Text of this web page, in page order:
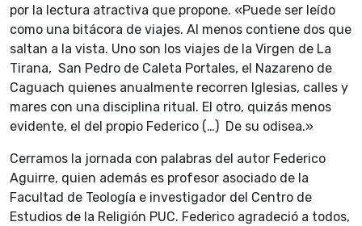
por la lectura atractiva que propone. «Puede ser leído
como una bitácora de viajes. Al menos contiene dos que
saltan a la vista. Uno son los viajes de la Virgen de La
Tirana, San Pedro de Caleta Portales, el Nazareno de
Caguach quienes anualmente recorren Iglesias, calles y
mares con una disciplina ritual. El otro, quizás menos
evidente, el del propio Federico (…) De su odisea.»
Cerramos la jornada con palabras del autor Federico
Aguirre, quien además es profesor asociado de la
Facultad de Teología e investigador del Centro de
Estudios de la Religión PUC. Federico agradeció a todos,